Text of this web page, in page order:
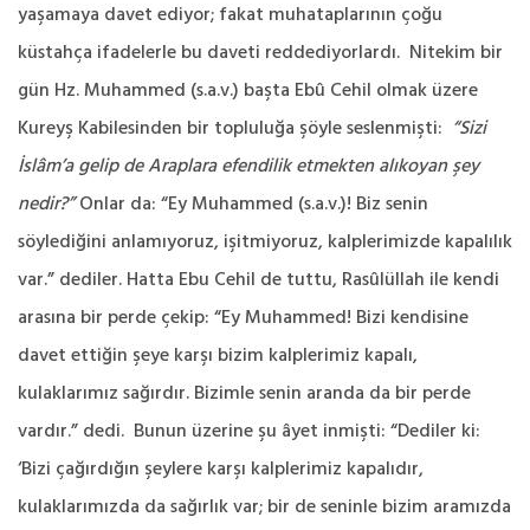
yaşamaya davet ediyor; fakat muhataplarının çoğu
küstahça ifadelerle bu daveti reddediyorlardı. Nitekim bir
gün Hz. Muhammed (s.a.v.) başta Ebû Cehil olmak üzere
Kureyş Kabilesinden bir topluluğa şöyle seslenmişti: “Sizi
İslâm’a gelip de Araplara efendilik etmekten alıkoyan şey
nedir?”Onlar da: “Ey Muhammed (s.a.v.)! Biz senin
söylediğini anlamıyoruz, işitmiyoruz, kalplerimizde kapalılık
var.” dediler. Hatta Ebu Cehil de tuttu, Rasûlüllah ile kendi
arasına bir perde çekip: “Ey Muhammed! Bizi kendisine
davet ettiğin şeye karşı bizim kalplerimiz kapalı,
kulaklarımız sağırdır. Bizimle senin aranda da bir perde
vardır.” dedi. Bunun üzerine şu âyet inmişti: “Dediler ki:
‘Bizi çağırdığın şeylere karşı kalplerimiz kapalıdır,
kulaklarımızda da sağırlık var; bir de seninle bizim aramızda